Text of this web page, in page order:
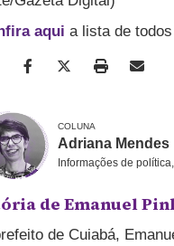
aqui a lista de
COLUNA
Adriana Mendes
Informações de
de Emanuel
de Cuiabá,